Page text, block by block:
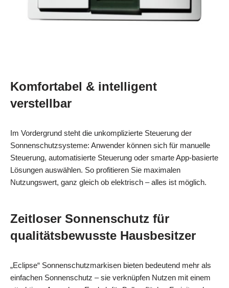
Komfortabel & intelligent
verstellbar
Im Vordergrund steht die unkomplizierte Steuerung der
Sonnenschutzsysteme: Anwender können sich für manuelle
Steuerung, automatisierte Steuerung oder smarte App-basierte
Lösungen auswählen. So profitieren Sie maximalen
Nutzungswert, ganz gleich ob elektrisch – alles ist möglich.
Zeitloser Sonnenschutz für
qualitätsbewusste Hausbesitzer
„Eclipse“ Sonnenschutzmarkisen bieten bedeutend mehr als
einfachen Sonnenschutz – sie verknüpfen Nutzen mit einem